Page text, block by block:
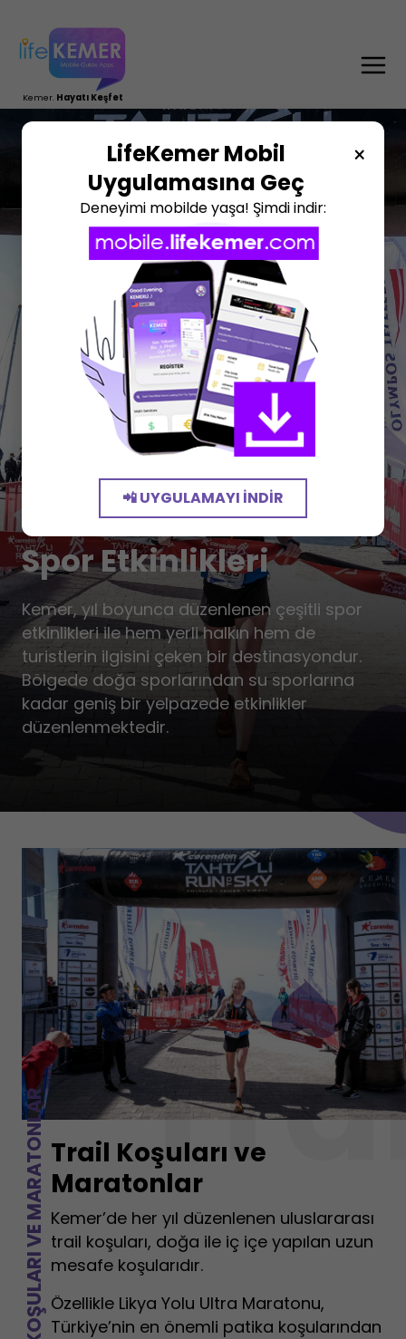
Kemer.Hayatı Keşfet
Spor Etkinlikleri
Kemer, yıl boyunca düzenlenen çeşitli spor
etkinlikleri ile hem yerli halkın hem de
turistlerin ilgisini çeken bir destinasyondur.
Bölgede doğa sporlarından su sporlarına
kadar geniş bir yelpazede etkinlikler
düzenlenmektedir.
TRAIL KOŞULARI VE MARATONLARTrail Koşuları ve
Maratonlar
Kemer’de her yıl düzenlenen uluslararası
trail koşuları, doğa ile iç içe yapılan uzun
mesafe koşularıdır.
Özellikle Likya Yolu Ultra Maratonu,
Türkiye’nin en önemli patika koşularından
×
LifeKemer Mobil
Uygulamasına Geç
Deneyimi mobilde yaşa! Şimdi indir:
📲 UYGULAMAYI İNDIR